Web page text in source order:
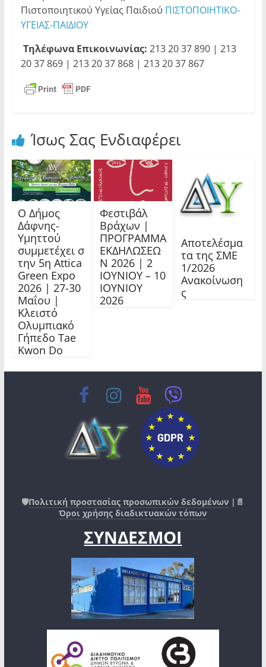
Πιστοποιητικού Υγείας Παιδιού ΠΙΣΤΟΠΟΙΗΤΙΚΟ-
ΥΓΕΙΑΣ-ΠΑΙΔΙΟΥ
Τηλέφωνα Επικοινωνίας: 213 20 37 890 | 213
20 37 869 | 213 20 37 868 | 213 20 37 867
Ίσως Σας Ενδιαφέρει
Ο Δήμος
Δάφνης-
Υμηττού
συμμετέχει σ
την 5η Attica
Green Expo
2026 | 27-30
Μαΐου |
Κλειστό
Ολυμπιακό
Γήπεδο Tae
Kwon Do
Φεστιβάλ
Βράχων |
ΠΡΟΓΡΑΜΜΑ
ΕΚΔΗΛΩΣΕΩ
Ν 2026 | 2
ΙΟΥΝΙΟΥ – 10
ΙΟΥΝΙΟΥ
2026
Αποτελέσμα
τα της ΣΜΕ
1/2026
Ανακοίνωση
ς
🛡️Πολιτική προστασίας προσωπικών δεδομένων |📄
Όροι χρήσης διαδικτυακών τόπων
ΣΥΝΔΕΣΜΟΙ